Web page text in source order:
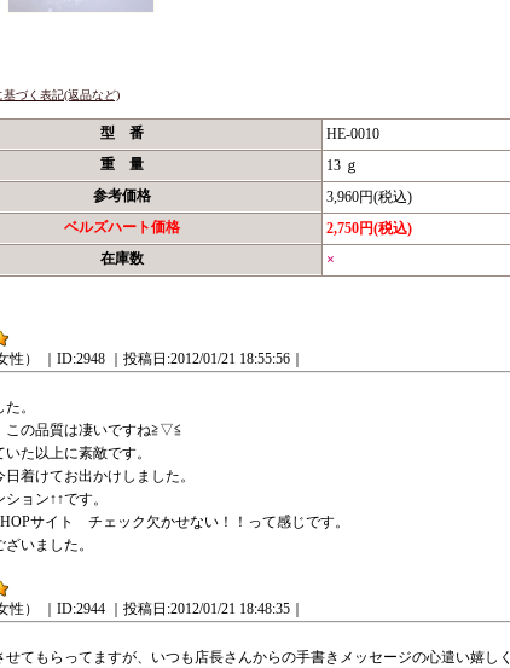
づく表記(返品など)
型 番
HE-0010
重 量
13 ｇ
参考価格
3,960円(税込)
ベルズハート価格
2,750円(税込)
在庫数
×
性） ｜ID:2948 ｜投稿日:2012/01/21 18:55:56｜
。
この品質は凄いですね≧▽≦
た以上に素敵です。
着けてお出かけしました。
ョン↑↑です。
サイト チェック欠かせない！！って感じです。
いました。
性） ｜ID:2944 ｜投稿日:2012/01/21 18:48:35｜
せてもらってますが、いつも店長さんからの手書きメッセージの心遣い嬉し